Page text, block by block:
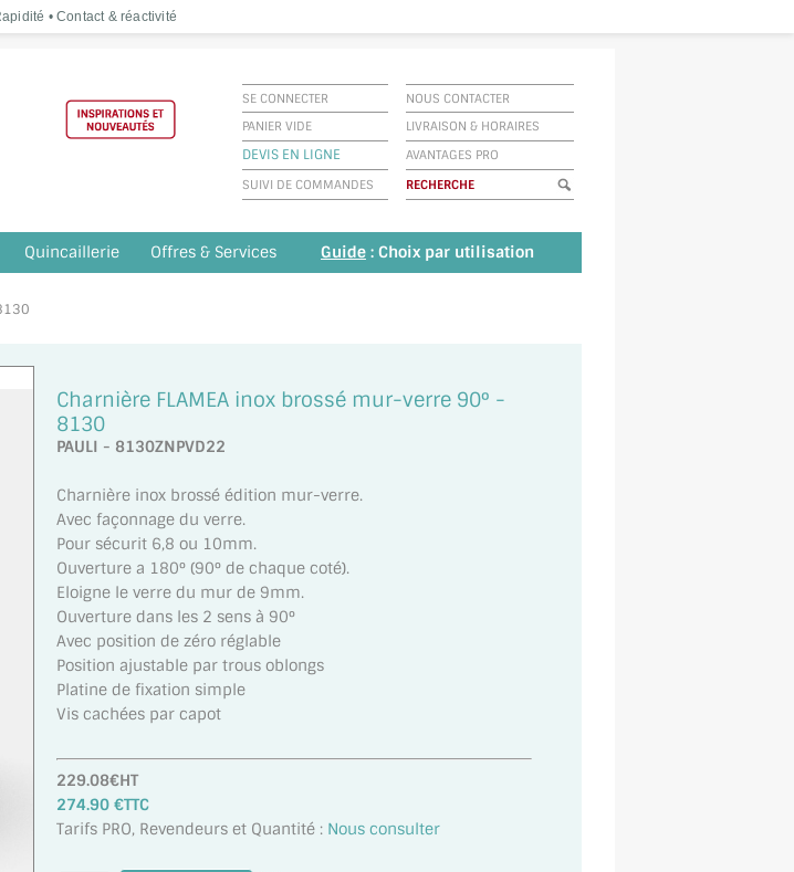
• Contact & réactivité
SE CONNECTER
NOUS CONTACTER
PANIER VIDE
LIVRAISON & HORAIRES
DEVIS EN LIGNE
AVANTAGES PRO
SUIVI DE COMMANDES
Quincaillerie Offres & Services Guide : Choix par utilisation
Charnière FLAMEA inox brossé mur-verre 90° -
8130
PAULI - 8130ZNPVD22
Charnière inox brossé édition mur-verre.
Avec façonnage du verre.
Pour sécurit 6,8 ou 10mm.
Ouverture a 180° (90° de chaque coté).
Eloigne le verre du mur de 9mm.
Ouverture dans les 2 sens à 90°
Avec position de zéro réglable
Position ajustable par trous oblongs
Platine de fixation simple
Vis cachées par capot
229.08€HT
274.90 €TTC
Tarifs PRO, Revendeurs et Quantité : Nous consulter